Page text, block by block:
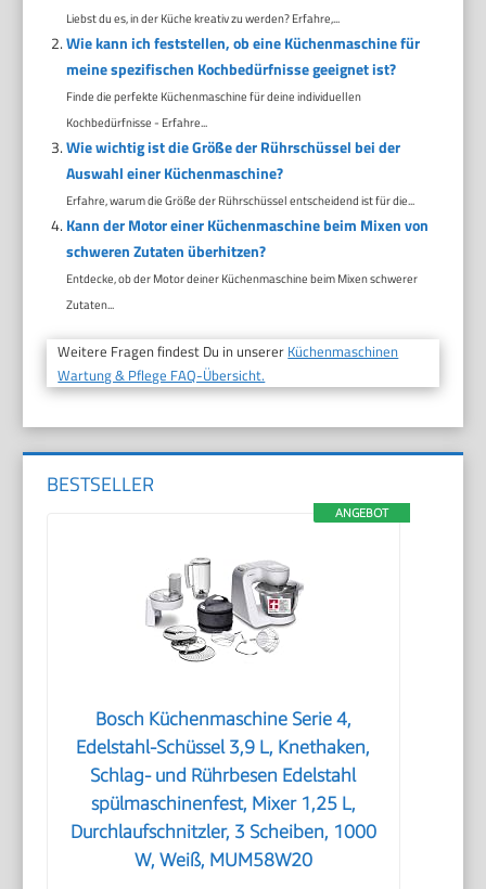
Liebst du es, in der Küche kreativ zu werden? Erfahre,...
Wie kann ich feststellen, ob eine Küchenmaschine für
meine spezifischen Kochbedürfnisse geeignet ist?
Finde die perfekte Küchenmaschine für deine individuellen
Kochbedürfnisse - Erfahre...
Wie wichtig ist die Größe der Rührschüssel bei der
Auswahl einer Küchenmaschine?
Erfahre, warum die Größe der Rührschüssel entscheidend ist für die...
Kann der Motor einer Küchenmaschine beim Mixen von
schweren Zutaten überhitzen?
Entdecke, ob der Motor deiner Küchenmaschine beim Mixen schwerer
Zutaten...
Weitere Fragen findest Du in unserer Küchenmaschinen
Wartung & Pflege FAQ-Übersicht.
BESTSELLER
ANGEBOT
Bosch Küchenmaschine Serie 4,
Edelstahl-Schüssel 3,9 L, Knethaken,
Schlag- und Rührbesen Edelstahl
spülmaschinenfest, Mixer 1,25 L,
Durchlaufschnitzler, 3 Scheiben, 1000
W, Weiß, MUM58W20